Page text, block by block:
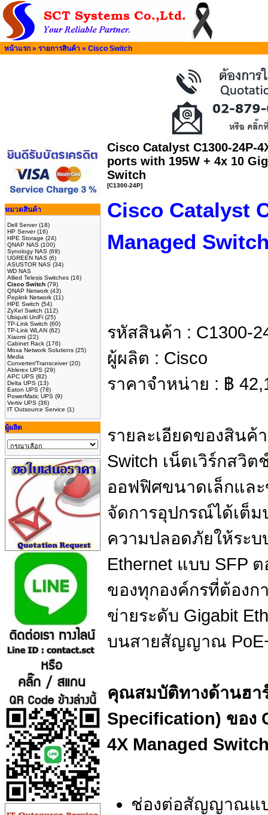
หน้าแรก » รายการสินค้า » Cisco Switch
หมวดสินค้า
Dell Server(18)
HP Server(16)
HPE Storage (24)
QNAP NAS (100)
Synology NAS (69)
UGREEN NAS (6)
ASUSTOR NAS (34)
WD NAS
Allied Telesis Switches (16)
Cisco Switch (79)
QNAP Network (43)
Peplink Network (11)
HPE Switch (54)
ZyXel Switch (112)
Ubiquiti UniFi (25)
TP-Link Switch (60)
TP-Link WLAN (62)
Xiaomi (22)
Cabinet Rack (176)
Moxa Network Solutions (25)
Media
Converter/Transceiver(20)
Ablerex UPS (29)
APC UPS (82)
Delta UPS (13)
Eaton UPS (78)
PowerMatic UPS (9)
Vertiv UPS (36)
IT Outsource Service (1)
ผู้ผลิต
Cisco Catalyst C1300-24P-
ports with 195W + 4x 10
Switch
[C1300-24P]
Cisco Catalyst
Managed
รหัสสินค้า : C1300-
ผู้ผลิต : Cisco
ราคาจำหน่าย : ฿
รายละเอียดของสินค้
Switch เน็ตเวิร์กสวิ
ออฟฟิศขนาดเล็กแล
จัดการอุปกรณ์ได้เต็
ความปลอดภัยให้ระ
Ethernet แบบ SFP
ของทุกองค์กรที่ต้องก
ข่ายระดับ Gigabit
บนสายสัญญาณ
คุณสมบัติทางด้านฮา
Specification) ของ
4X Managed
ช่องต่อสัญญาณแบ